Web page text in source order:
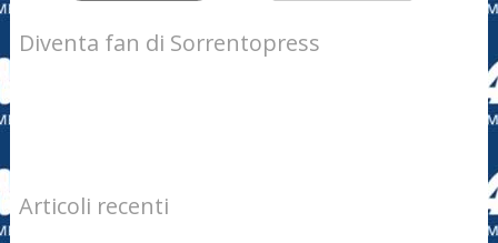
Diventa fan di Sorrentopress
Articoli recenti